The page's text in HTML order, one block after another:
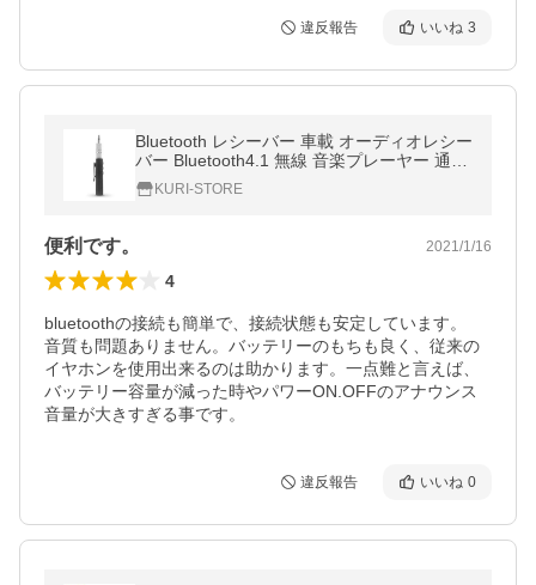
違反報告 いいね 3
Bluetooth レシーバー 車載 オーディオレシー
バー Bluetooth4.1 無線 音楽プレーヤー 通話
ハンズフリー 受信機 スマホ 携帯 ドライブ
マイク
KURI-STORE
便利です。 2021/1/16
4
bluetoothの接続も簡単で、接続状態も安定しています。
音質も問題ありません。バッテリーのもちも良く、従来の
イヤホンを使用出来るのは助かります。一点難と言えば、
バッテリー容量が減った時やパワーON.OFFのアナウンス
音量が大きすぎる事です。
違反報告 いいね 0